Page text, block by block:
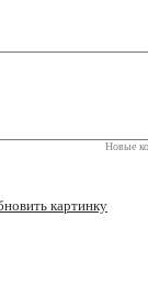
Новые
картинку